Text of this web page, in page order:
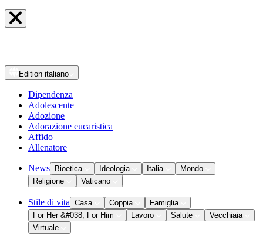
Edition italiano
Dipendenza
Adolescente
Adozione
Adorazione eucaristica
Affido
Allenatore
News Bioetica Ideologia Italia
Mondo
Religione
Vaticano
Stile di vita Casa Coppia
Famiglia
For Her &#038; For Him
Lavoro Salute
Vecchiaia
Virtuale